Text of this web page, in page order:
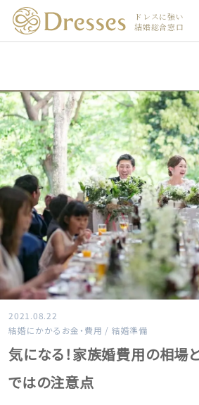
ドレスに強い
結婚総合窓口
2021.08.22
結婚にかかるお金・費用 / 結婚準備
気になる！家族婚費用の相場
ではの注意点